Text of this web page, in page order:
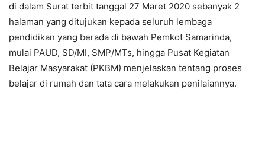
di dalam Surat terbit tanggal 27 Maret 2020 sebanyak 2
halaman yang ditujukan kepada seluruh lembaga
pendidikan yang berada di bawah Pemkot Samarinda,
mulai PAUD, SD/MI, SMP/MTs, hingga Pusat Kegiatan
Belajar Masyarakat (PKBM) menjelaskan tentang proses
belajar di rumah dan tata cara melakukan penilaiannya.